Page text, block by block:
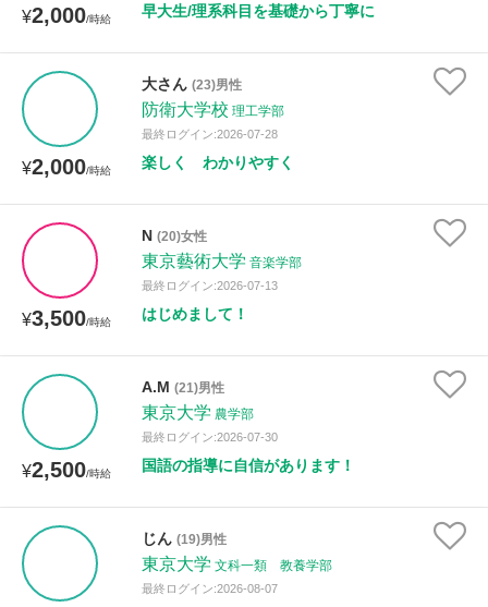
¥2,000/時給 早大生/理系科目を基礎から丁寧に
¥2,000/時給
大さん (23)男性
防衛大学校 理工学部
最終ログイン:2026-07-28
楽しく わかりやすく
¥3,500/時給
N (20)女性
東京藝術大学 音楽学部
最終ログイン:2026-07-13
はじめまして！
¥2,500/時給
A.M (21)男性
東京大学 農学部
最終ログイン:2026-07-30
国語の指導に自信があります！
じん (19)男性
東京大学 文科一類 教養学部
最終ログイン:2026-08-07